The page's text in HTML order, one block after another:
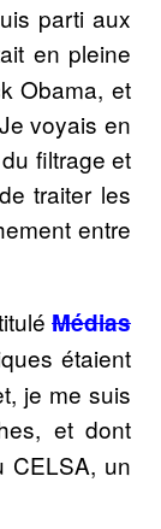
parti aux
en pleine
Obama, et
voyais en
filtrage et
traiter les
entre
Médias
étaient
je me suis
et dont
CELSA, un